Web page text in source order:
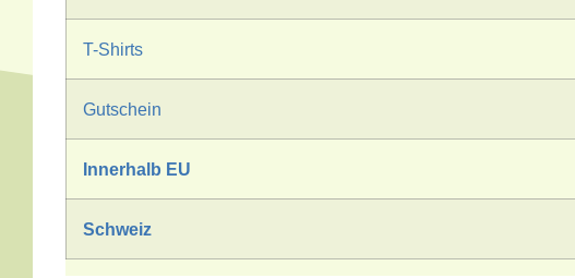
T-Shirts
Gutschein
Innerhalb EU
Schweiz